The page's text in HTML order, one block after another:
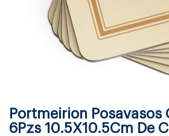
Portmeirion Posavasos
6Pzs 10.5X10.5Cm De